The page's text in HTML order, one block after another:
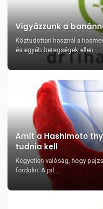
Vigyázzunk a
Köztudottan használ a
és egyéb betegségek ellen. ...
Amit a Hashimoto
tudnia kell
Kegyetlen valóság, hogy
fordulni. A pil...